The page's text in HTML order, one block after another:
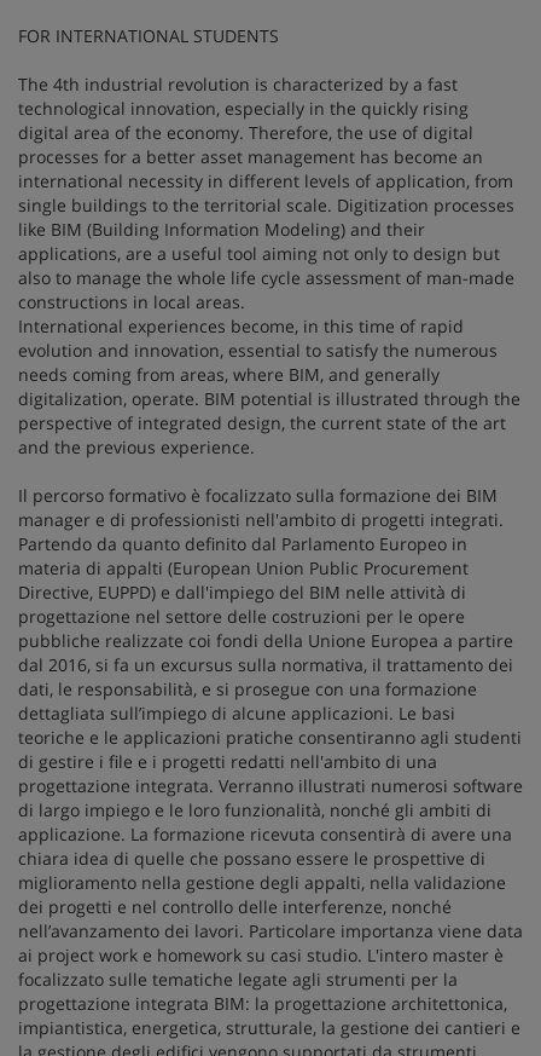
FOR INTERNATIONAL STUDENTS
The 4th industrial revolution is characterized by a fast
technological innovation, especially in the quickly rising
digital area of the economy. Therefore, the use of digital
processes for a better asset management has become an
international necessity in different levels of application, from
single buildings to the territorial scale. Digitization processes
like BIM (Building Information Modeling) and their
applications, are a useful tool aiming not only to design but
also to manage the whole life cycle assessment of man-made
constructions in local areas.
International experiences become, in this time of rapid
evolution and innovation, essential to satisfy the numerous
needs coming from areas, where BIM, and generally
digitalization, operate. BIM potential is illustrated through the
perspective of integrated design, the current state of the art
and the previous experience.
Il percorso formativo è focalizzato sulla formazione dei BIM
manager e di professionisti nell'ambito di progetti integrati.
Partendo da quanto definito dal Parlamento Europeo in
materia di appalti (European Union Public Procurement
Directive, EUPPD) e dall'impiego del BIM nelle attività di
progettazione nel settore delle costruzioni per le opere
pubbliche realizzate coi fondi della Unione Europea a partire
dal 2016, si fa un excursus sulla normativa, il trattamento dei
dati, le responsabilità, e si prosegue con una formazione
dettagliata sull’impiego di alcune applicazioni. Le basi
teoriche e le applicazioni pratiche consentiranno agli studenti
di gestire i file e i progetti redatti nell'ambito di una
progettazione integrata. Verranno illustrati numerosi software
di largo impiego e le loro funzionalità, nonché gli ambiti di
applicazione. La formazione ricevuta consentirà di avere una
chiara idea di quelle che possano essere le prospettive di
miglioramento nella gestione degli appalti, nella validazione
dei progetti e nel controllo delle interferenze, nonché
nell’avanzamento dei lavori. Particolare importanza viene data
ai project work e homework su casi studio. L'intero master è
focalizzato sulle tematiche legate agli strumenti per la
progettazione integrata BIM: la progettazione architettonica,
impiantistica, energetica, strutturale, la gestione dei cantieri e